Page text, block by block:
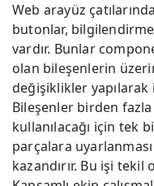
Web arayüz
butonlar,
vardır. Bunlar
olan bileşenlerin
değişiklikler
Bileşenler birden
kullanılacağı için tek
parçalara
kazandırır. Bu işi